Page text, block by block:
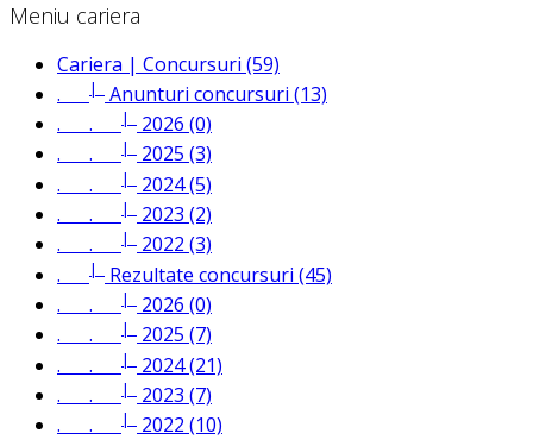
Meniu cariera
Cariera | Concursuri (59)
.
|_
Anunturi concursuri (13)
. .
|_
2026 (0)
. .
|_
2025 (3)
. .
|_
2024 (5)
. .
|_
2023 (2)
. .
|_
2022 (3)
.
|_
Rezultate concursuri (45)
. .
|_
2026 (0)
. .
|_
2025 (7)
. .
|_
2024 (21)
. .
|_
2023 (7)
. .
|_ 2022 (10)